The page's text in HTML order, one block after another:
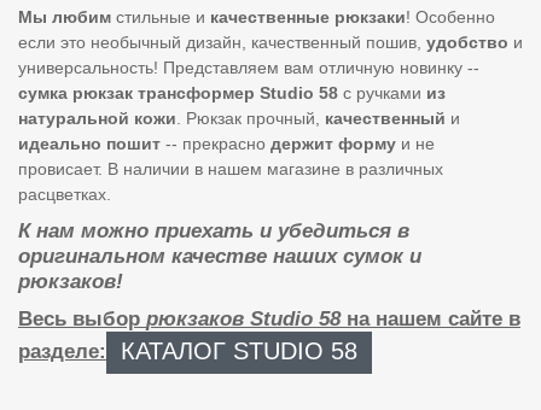
Мы любим стильные и качественные рюкзаки! Особенно
если это необычный дизайн, качественный пошив, удобство и
универсальность! Представляем вам отличную новинку --
сумка рюкзак трансформер Studio 58 с ручками из
натуральной кожи . Рюкзак прочный, качественный и
идеально пошит -- прекрасно держит форму и не
провисает. В наличии в нашем магазине в различных
расцветках.
К нам можно приехать и убедиться в
оригинальном качестве наших сумок и
рюкзаков!
Весь выбор рюкзаков Studio 58 на нашем сайте в
разделе:
КАТАЛОГ STUDIO 58